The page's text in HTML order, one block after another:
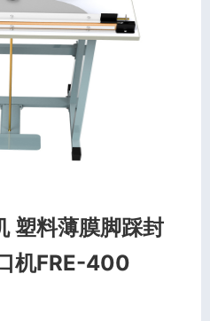
塑料薄膜脚踩封
机FRE-400